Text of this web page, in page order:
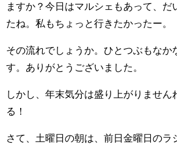
ますか？今日はマルシェもあって、だ
たね。私もちょっと行きたかったー。
その流れでしょうか。ひとつぶもなか
す。ありがとうございました。
しかし、年末気分は盛り上がりません
る！
さて、土曜日の朝は、前日金曜日のラ